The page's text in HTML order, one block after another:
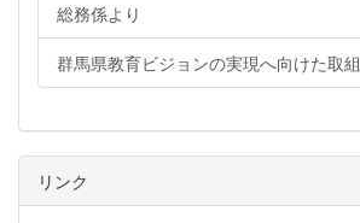
総務係より
群馬県教育ビジョンの実現へ向けた取組
リンク